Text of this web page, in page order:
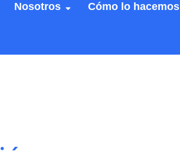
Nosotros Cómo lo hacemos